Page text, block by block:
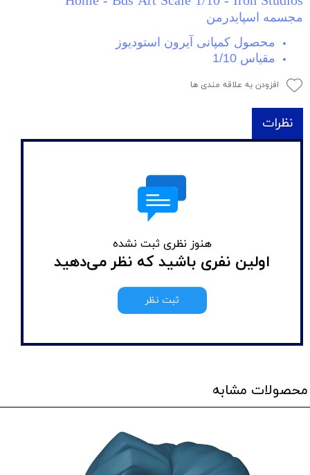
مجسمه اسپایدرمن
محصول کمپانی آیرون استودیوز
مقیاس 1/10
افزودن به علاقه مندی ها
نظرات
هنوز نظری ثبت نشده
اولین نفری باشید که نظر می‌دهید
ثبت نظر
محصولات مشابه